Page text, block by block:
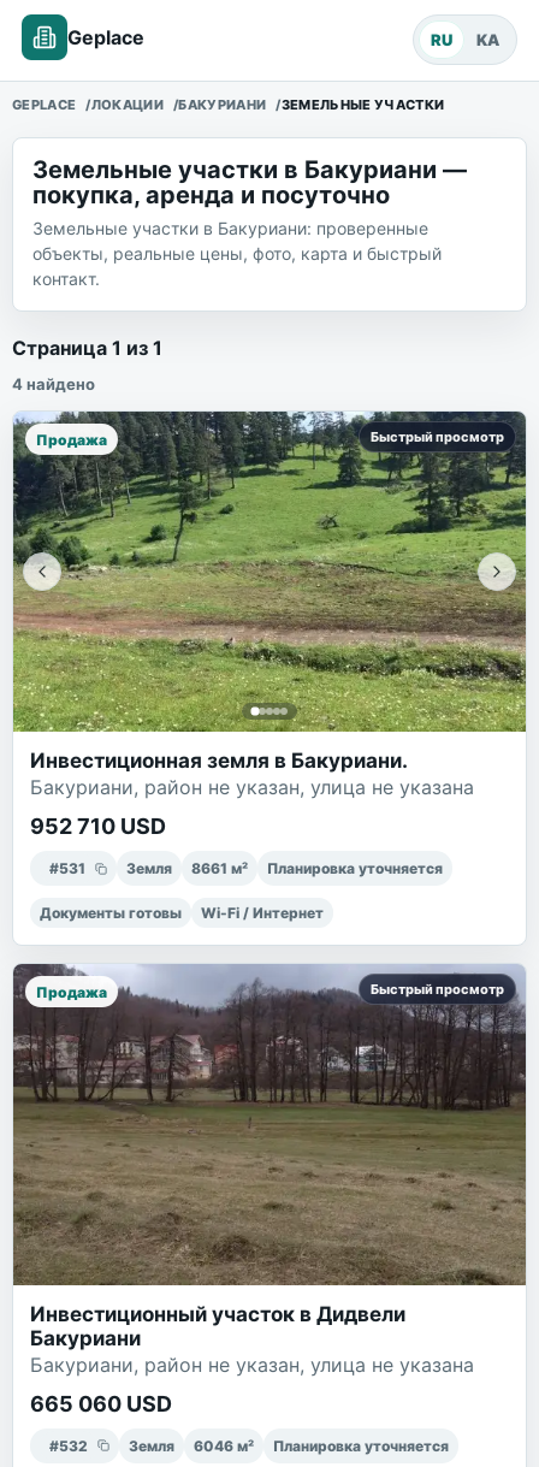
Geplace RU KA
GEPLACE ЛОКАЦИИ БАКУРИАНИ ЗЕМЕЛЬНЫЕ УЧАСТКИ
Земельные участки в Бакуриани —
покупка, аренда и посуточно
Земельные участки в Бакуриани: проверенные
объекты, реальные цены, фото, карта и быстрый
контакт.
Объекты недвижимости
Страница 1 из 1
4найдено
Продажа Быстрый просмотр
Инвестиционная земля в Бакуриани.
Бакуриани, район не указан, улица не указана
952 710 USD
#531 Земля 8661 м² Планировка уточняется
Документы готовы Wi-Fi / Интернет
Продажа Быстрый просмотр
Инвестиционный участок в Дидвели
Бакуриани
Бакуриани, район не указан, улица не указана
665 060 USD
#532 Земля 6046 м² Планировка уточняется